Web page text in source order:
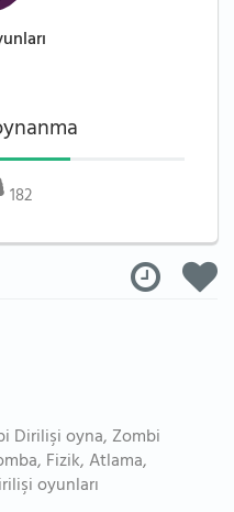
182
Dirilişi oyna, Zombi
Fizik, Atlama,
oyunları